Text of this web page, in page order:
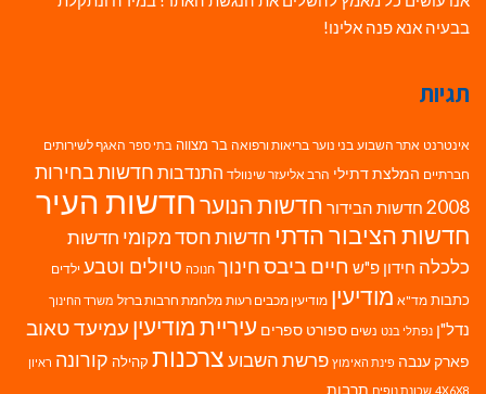
בבעיה אנא פנה אלינו!
תגיות
אינטרנט אתר השבוע בני נוער בריאות ורפואה בר מצווה בתי ספר האגף לשירותים
חברתיים המלצת דתילי הרב אליעזר שינוולד התנדבות חדשות בחירות
2008 חדשות הבידור חדשות הנוערחדשות העיר
חדשות הציבור הדתי חדשות חסד מקומי חדשות
כלכלה חידון פ"ש חיים ביבסחינוך חנוכה טיולים וטבע ילדים
כתבות מד"א מודיעין מודיעין מכבים רעות מלחמת חרבות ברזל משרד החינוך
נדל"ן נפתלי בנט נשים ספורט ספרים עיריית מודיעין עמיעד טאוב
פארק ענבה פינת האימוץ פרשת השבועצרכנות קהילה קורונה ראיון
4X6X8 שכונת נופים תרבות